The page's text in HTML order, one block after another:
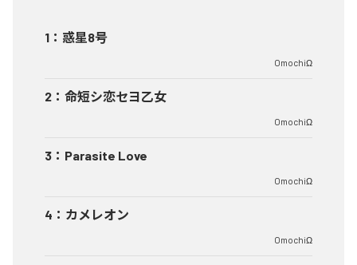
1 ： 惑星8号
OmochiΩ
2 ： 命短シ恋セヨ乙女
OmochiΩ
3 ： Parasite Love
OmochiΩ
4 ： カメレオン
OmochiΩ